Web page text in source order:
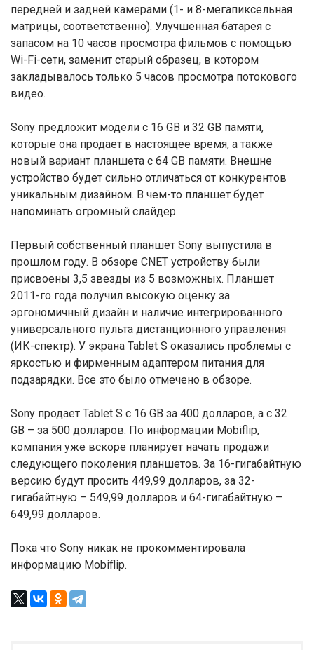
передней и задней камерами (1- и 8-мегапиксельная
матрицы, соответственно). Улучшенная батарея с
запасом на 10 часов просмотра фильмов с помощью
Wi-Fi-сети, заменит старый образец, в котором
закладывалось только 5 часов просмотра потокового
видео.
Sony предложит модели с 16 GB и 32 GB памяти,
которые она продает в настоящее время, а также
новый вариант планшета с 64 GB памяти. Внешне
устройство будет сильно отличаться от конкурентов
уникальным дизайном. В чем-то планшет будет
напоминать огромный слайдер.
Первый собственный планшет Sony выпустила в
прошлом году. В обзоре CNET устройству были
присвоены 3,5 звезды из 5 возможных. Планшет
2011-го года получил высокую оценку за
эргономичный дизайн и наличие интегрированного
универсального пульта дистанционного управления
(ИК-спектр). У экрана Tablet S оказались проблемы с
яркостью и фирменным адаптером питания для
подзарядки. Все это было отмечено в обзоре.
Sony продает Tablet S с 16 GB за 400 долларов, а с 32
GB – за 500 долларов. По информации Mobiflip,
компания уже вскоре планирует начать продажи
следующего поколения планшетов. За 16-гигабайтную
версию будут просить 449,99 долларов, за 32-
гигабайтную – 549,99 долларов и 64-гигабайтную –
649,99 долларов.
Пока что Sony никак не прокомментировала
информацию Mobiflip.